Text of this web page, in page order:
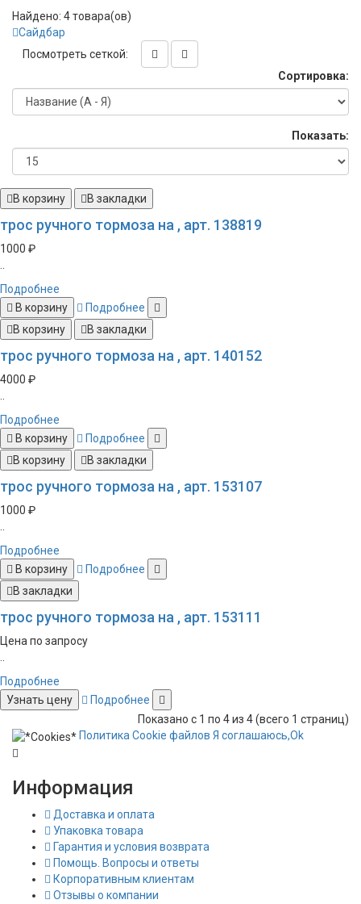
Найдено: 4 товара(ов)
Сайдбар
Посмотреть сеткой:
Сортировка:
Показать:
В корзину В закладки
трос ручного тормоза на , арт. 138819
1000 ₽
..
Подробнее
В корзину
Подробнее
В корзину
В закладки
трос ручного тормоза на , арт. 140152
4000 ₽
..
Подробнее
В корзину
Подробнее
В корзину
В закладки
трос ручного тормоза на , арт. 153107
1000 ₽
..
Подробнее
В корзину
Подробнее
В закладки
трос ручного тормоза на , арт. 153111
Цена по запросу
..
Подробнее
Узнать цену
Подробнее
Показано с 1 по 4 из 4 (всего 1 страниц)
ПолитикаСookie файлов Я соглашаюсь,Ok
Информация
Доставка и оплата
Упаковка товара
Гарантия и условия возврата
Помощь. Вопросы и ответы
Корпоративным клиентам
Отзывы о компании